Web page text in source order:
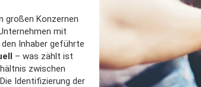
großen Konzernen
mit
Inhaber geführte
– was zählt ist
zwischen
Identifizierung der